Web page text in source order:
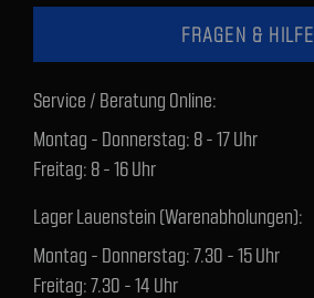
FRAGEN & HILFE
Service / Beratung Online:
Montag - Donnerstag: 8 - 17 Uhr
Freitag: 8 - 16 Uhr
Lager Lauenstein (Warenabholungen):
Montag - Donnerstag: 7.30 - 15 Uhr
Freitag: 7.30 - 14 Uhr